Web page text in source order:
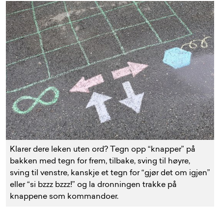
Klarer dere leken uten ord? Tegn opp “knapper” på
bakken med tegn for frem, tilbake, sving til høyre,
sving til venstre, kanskje et tegn for “gjør det om igjen”
eller “si bzzz bzzz!” og la dronningen trakke på
knappene som kommandoer.